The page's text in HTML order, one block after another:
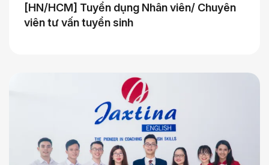
[HN/HCM] Tuyển dụng Nhân viên/ Chuyên
viên tư vấn tuyển sinh